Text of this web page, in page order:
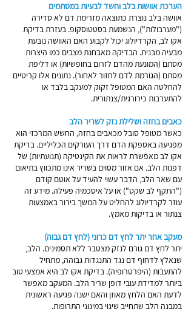
הערכת אוושות בלב וחשד לבעיות במסתמים
אוושה בלב נוצרת כתוצאה מזרימת דם לא סדירה
("מערבולות"), הנשמעת בסטטוסקופ. בעזרת בדיקת
אקו לב, הקרדיולוג יכול לקבוע האם האוושה נובעת
מבעיה מבנית. הבדיקה מאבחנת מצבים כמו היצרות
מסתם (המונעת מהדם לזרום בחופשיות) או דליפת
מסתם (הגורמת לדם לחזור לאחור). נתונים אלו קריטיים
להחלטה האם המטופל זקוק למעקב בלבד או
להתערבות כירורגית/צנתורית.
כאבים בחזה ושלילת נזק לשריר הלב
כאשר מטופל סובל מכאבים בחזה, החשש המרכזי הוא
מפגיעה באספקת הדם דרך העורקים הכליליים. בדיקת
אקו לב מאפשרת לראות את הקינטיקה (תנועתיות) של
דפנות הלב. אם אזור מסוים בשריר אינו מתכווץ בתיאום
עם שאר הלב, הדבר עשוי להעיד על אוטם קודם
("התקף לב שקט") או על איסכמיה פעילה. מידע זה
עוזר לקרדיולוג להחליט על המשך בירור באמצעות
צנתור או בדיקות מאמץ.
מעקב אחר יתר לחץ דם כרוני (לחץ דם גבוה)
יתר לחץ דם גורם לנזק מצטבר ללא תסמינים. הלב,
שנאלץ לדחוף דם נגד התנגדות גבוהה, מתחיל
להתעבות (היפרטרופיה). בדיקת אקו לב היא אמצעי טוב
ביותר למדידת עובי דופן שריר הלב. המעקב מאפשר
לדעת האם הלחץ מאוזן והאם ישנה פגיעה ראשונית
במבנה הלב שתחייב שינוי במינוני התרופות.